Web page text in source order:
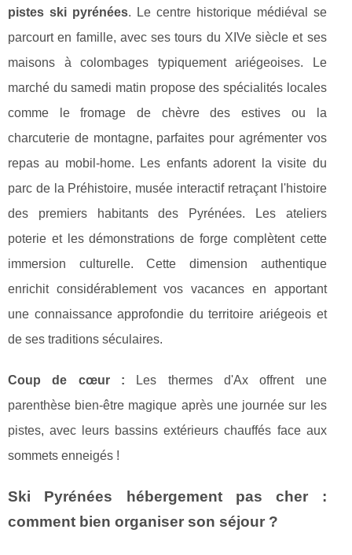
pistes ski pyrénées. Le centre historique médiéval se
parcourt en famille, avec ses tours du XIVe siècle et ses
maisons à colombages typiquement ariégeoises. Le
marché du samedi matin propose des spécialités locales
comme le fromage de chèvre des estives ou la
charcuterie de montagne, parfaites pour agrémenter vos
repas au mobil-home. Les enfants adorent la visite du
parc de la Préhistoire, musée interactif retraçant l'histoire
des premiers habitants des Pyrénées. Les ateliers
poterie et les démonstrations de forge complètent cette
immersion culturelle. Cette dimension authentique
enrichit considérablement vos vacances en apportant
une connaissance approfondie du territoire ariégeois et
de ses traditions séculaires.
Coup de cœur : Les thermes d'Ax offrent une
parenthèse bien-être magique après une journée sur les
pistes, avec leurs bassins extérieurs chauffés face aux
sommets enneigés !
Ski Pyrénées hébergement pas cher :
comment bien organiser son séjour ?